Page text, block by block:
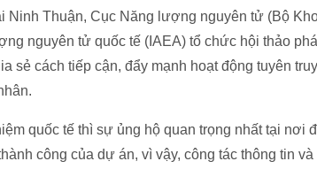
Ninh Thuận, Cục Năng lượng nguyên tử (Bộ
nguyên tử quốc tế (IAEA) tổ chức hội thảo
sẻ cách tiếp cận, đẩy mạnh hoạt động tuyên
quốc tế thì sự ủng hộ quan trọng nhất tại nơi
công của dự án, vì vậy, công tác thông tin